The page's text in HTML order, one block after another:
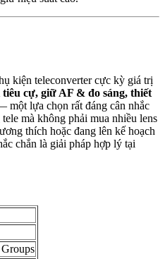
kiện teleconverter cực kỳ giá trị
cự, giữ AF & đo sáng, thiết
một lựa chọn rất đáng cân nhắc
mà không phải mua nhiều lens
thích hoặc đang lên kế hoạch
chắn là giải pháp hợp lý tại